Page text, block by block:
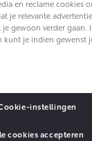
bZ4X
en reclame cookies
je relevante
gewoon verder gaan.
kunt je indien gewenst
instellingen
cookies accepteren